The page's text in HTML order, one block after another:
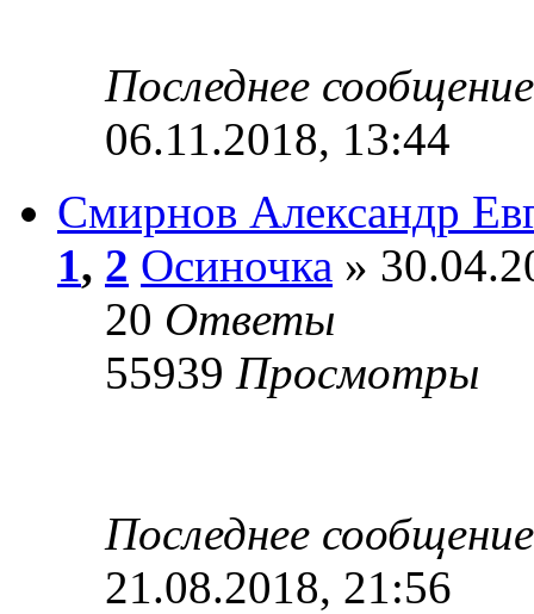
Последнее
06.11.2018, 13:44
Смирнов Александр
1, 2 Осиночка »
20 Ответы
55939 Просмотры
Последнее
21.08.2018, 21:56